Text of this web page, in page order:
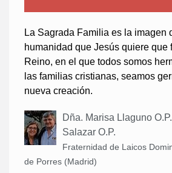
La Sagrada Familia es la imagen
humanidad que Jesús quiere que
Reino, en el que todos somos
las familias cristianas, seamos
nueva creación.
Dña. Marisa Llaguno
Salazar O.P.
Fraternidad de Laicos
de Porres (Madrid)